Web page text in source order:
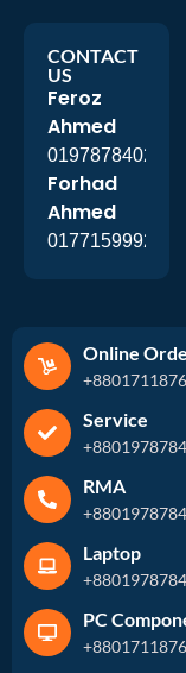
CONTACT
US
Feroz
Ahmed
01978784026
Forhad
Ahmed
01771599920
Online
Service
RMA
Laptop
PC